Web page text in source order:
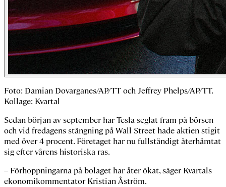
Foto: Damian Dovarganes/AP/TT och Jeffrey Phelps/AP/TT.
Kollage: Kvartal
Sedan början av september har Tesla seglat fram på börsen
och vid fredagens stängning på Wall Street hade aktien stigit
med över 4 procent. Företaget har nu fullständigt återhämtat
sig efter vårens historiska ras.
– Förhoppningarna på bolaget har åter ökat, säger Kvartals
ekonomikommentator Kristian Åström.